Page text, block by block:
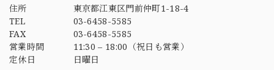
住所
東京都江東区門前仲町1-18-4
TEL
03-6458-5585
FAX
03-6458-5585
営業時間
11:30 – 18:00（祝日も営業）
定休日
日曜日